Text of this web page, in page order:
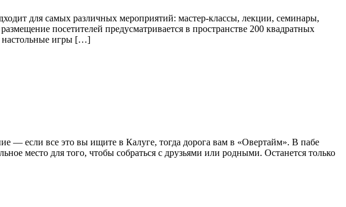
для самых различных мероприятий: мастер-классы, лекции, семинары,
посетителей предусматривается в пространстве 200 квадратных
настольные игры […]
— если все это вы ищите в Калуге, тогда дорога вам в «Овертайм». В пабе
место для того, чтобы собраться с друзьями или родными. Останется только